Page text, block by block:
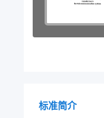
标准简介